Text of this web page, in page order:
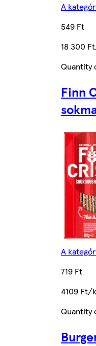
A
549 Ft
18 300
Quantity
Finn
A
719 Ft
4109 Ft/
Quantity